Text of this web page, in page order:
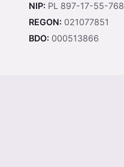
NIP: PL 897-17-55-768
REGON: 021077851
BDO: 000513866